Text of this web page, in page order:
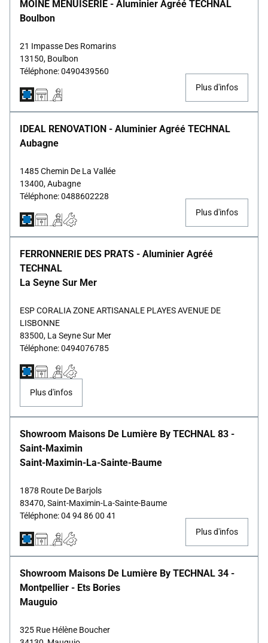
MOINE MENUISERIE - Aluminier Agréé TECHNAL
Boulbon
21 Impasse Des Romarins
13150, Boulbon
Téléphone: 0490439560
Plus d'infos
IDEAL RENOVATION - Aluminier Agréé TECHNAL
Aubagne
1485 Chemin De La Vallée
13400, Aubagne
Téléphone: 0488602228
Plus d'infos
FERRONNERIE DES PRATS - Aluminier Agréé
TECHNAL
La Seyne Sur Mer
ESP CORALIA ZONE ARTISANALE PLAYES AVENUE DE
LISBONNE
83500, La Seyne Sur Mer
Téléphone: 0494076785
Plus d'infos
Showroom Maisons De Lumière By TECHNAL 83 -
Saint-Maximin
Saint-Maximin-La-Sainte-Baume
1878 Route De Barjols
83470, Saint-Maximin-La-Sainte-Baume
Téléphone: 04 94 86 00 41
Plus d'infos
Showroom Maisons De Lumière By TECHNAL 34 -
Montpellier - Ets Bories
Mauguio
325 Rue Hélène Boucher